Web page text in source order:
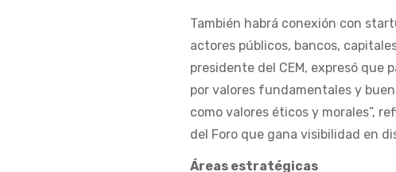
También habrá conexión con
actores públicos, bancos,
presidente del CEM, expresó
por valores fundamentales y
como valores éticos y morales”,
del Foro que gana visibilidad en
Áreas estratégicas